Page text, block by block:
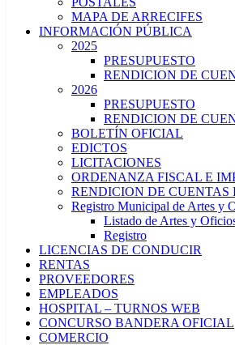
MAPA DE ARRECIFES
INFORMACIÓN PÚBLICA
2025
PRESUPUESTO
RENDICION DE
2026
PRESUPUESTO
RENDICION DE
BOLETÍN OFICIAL
EDICTOS
LICITACIONES
ORDENANZA FISCAL E
RENDICION DE CUENTAS
Registro Municipal de Artes y
Listado de Artes y
Registro
LICENCIAS DE CONDUCIR
RENTAS
PROVEEDORES
EMPLEADOS
HOSPITAL – TURNOS WEB
CONCURSO BANDERA OFICIAL
COMERCIO